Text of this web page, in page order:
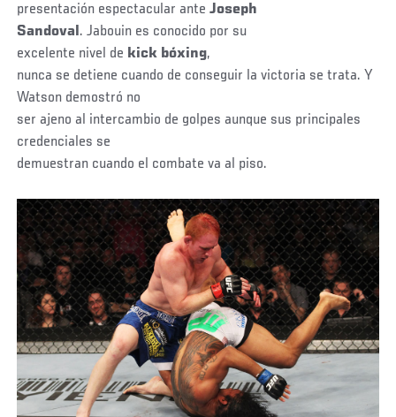
presentación espectacular anteJoseph
Sandoval. Jabouin es conocido por su
excelente nivel de kick bóxing,
nunca se detiene cuando de conseguir la victoria se trata. Y
Watson demostró no
ser ajeno al intercambio de golpes aunque sus principales
credenciales se
demuestran cuando el combate va al piso.